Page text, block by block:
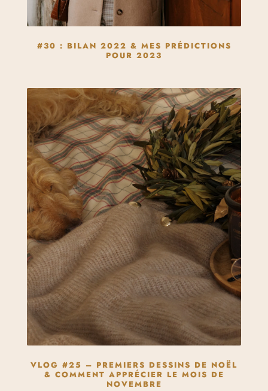
#30 : BILAN 2022 & MES PRÉDICTIONS
POUR 2023
VLOG #25 – PREMIERS DESSINS DE NOËL
& COMMENT APPRÉCIER LE MOIS DE
NOVEMBRE